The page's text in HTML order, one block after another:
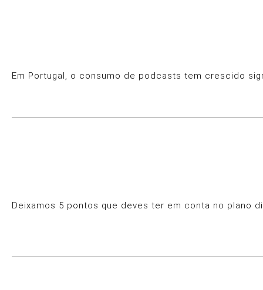
Em Portugal, o consumo de podcasts tem crescido
Deixamos 5 pontos que deves ter em conta no plano